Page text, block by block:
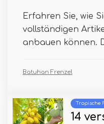
Erfahren Sie, wie
vollständigen
anbauen können.
Batuhan Frenzel
Tropische
14